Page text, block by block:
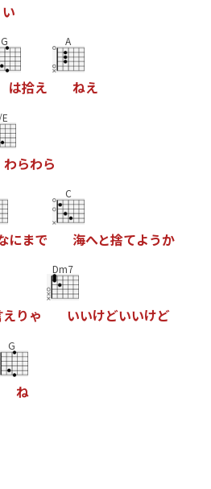
い
G
は拾え
A
ねえ
わらわら
にまで
C
海へと捨てようか
えり ゃ
Dm7
いいけどいいけど
G
ね